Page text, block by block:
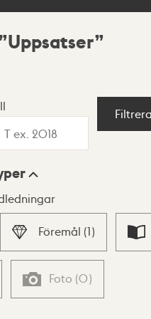
Uppsatser
Föremål (1)
Foto (0)